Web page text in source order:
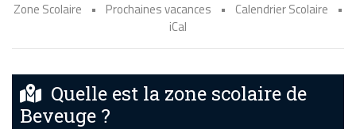
Zone Scolaire • Prochaines vacances • Calendrier Scolaire
•
iCal
Quelle est la zone scolaire de
Beveuge ?